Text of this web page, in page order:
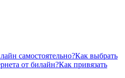
самостоятельно?Как выбрать
от билайн?Как привязать